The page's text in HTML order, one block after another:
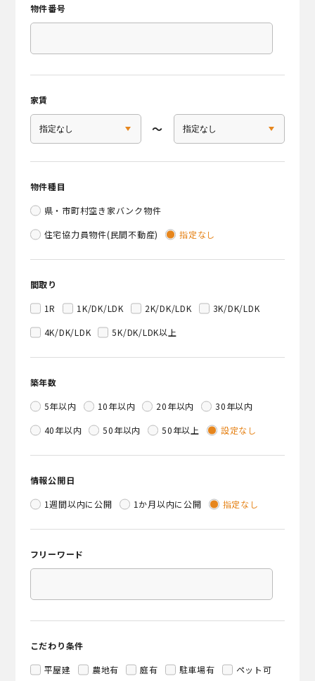
物件番号
家賃
〜
物件種目
県・市町村空き家バンク物件
住宅協力員物件(民間不動産)
指定なし
間取り
1R
1K/DK/LDK 2K/DK/LDK
3K/DK/LDK
4K/DK/LDK
5K/DK/LDK以上
築年数
5年以内
10年以内 20年以内
30年以内
40年以内
50年以内 50年以上 設定なし
情報公開日
1週間以内に公開
1か月以内に公開 指定なし
フリーワード
こだわり条件
平屋建
農地有 庭有 駐車場有 ペット可